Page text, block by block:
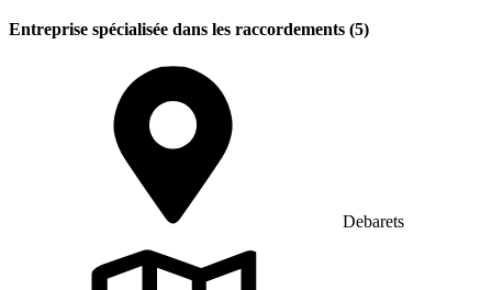
Entreprise spécialisée dans les raccordements (5)
Debarets